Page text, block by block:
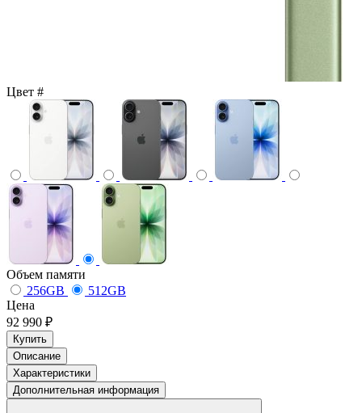
Цвет #
Объем памяти
256GB
512GB
Цена
92 990 ₽
Купить
Описание
Характеристики
Дополнительная информация